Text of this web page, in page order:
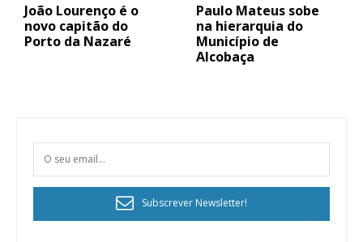
João Lourenço é o
novo capitão do
Porto da Nazaré
Paulo Mateus sobe
na hierarquia do
Município de
Alcobaça
Subscrever Newsletter!